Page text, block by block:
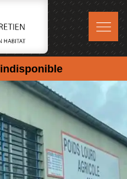
indisponible